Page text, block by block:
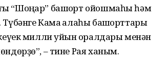
“Шоңҡар” башҡорт ойошмаһы һәм
Кама ҡалаһы башҡорттары
милли уйын ҡоралдары менән
– тине Рая ханым.